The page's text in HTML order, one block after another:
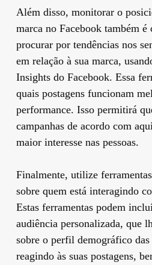
Além disso, monitorar o
marca no Facebook também
procurar por tendências nos
em relação à sua marca,
Insights do Facebook. Essa
quais postagens funcionam
performance. Isso permitirá
campanhas de acordo com
maior interesse nas pessoas.
Finalmente, utilize
sobre quem está interagindo
Estas ferramentas podem
audiência personalizada, que
sobre o perfil demográfico das
reagindo às suas postagens,